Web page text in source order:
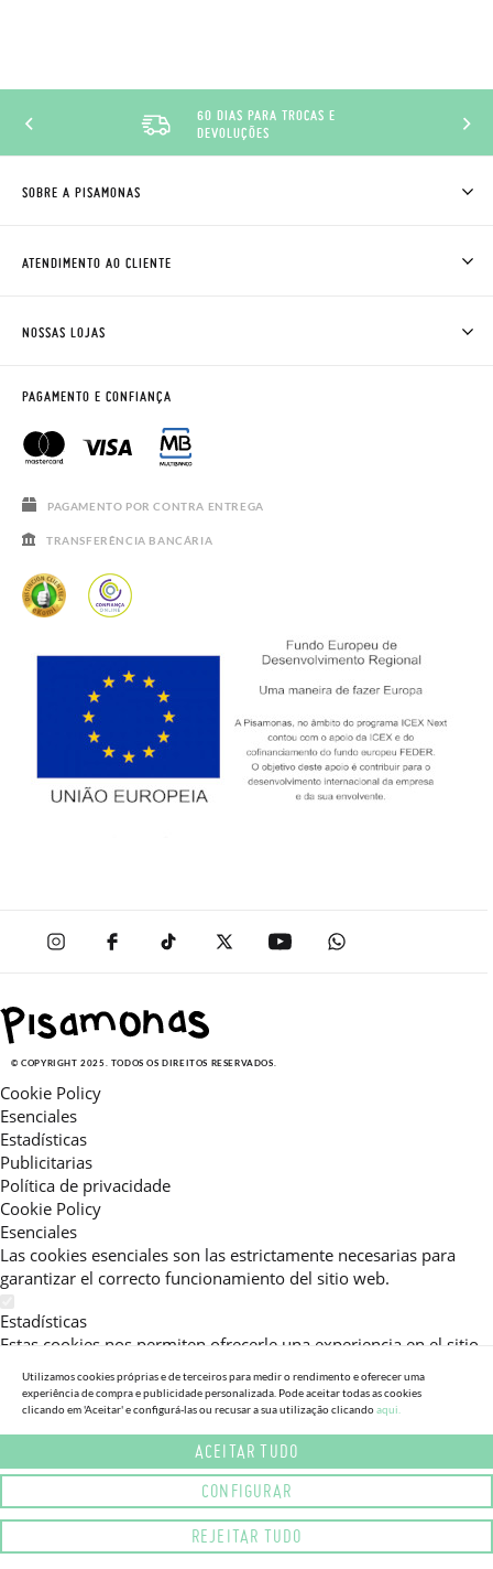
60 DIAS PARA TROCAS E
DEVOLUÇÕES
SOBRE A PISAMONAS
AVISO LEGAL, PRIVACIDADE E COOKIES
SALDOS
ATENDIMENTO AO CLIENTE
HORÁRIO
PERGUNTAS FREQUENTES
NOSSAS LOJAS
PAGAMENTO E CONFIANÇA
PAGAMENTO POR CONTRA ENTREGA
TRANSFERÊNCIA BANCÁRIA
© COPYRIGHT 2025. TODOS OS DIREITOS RESERVADOS.
Cookie Policy
Esenciales
Estadísticas
Publicitarias
Política de privacidade
Cookie Policy
Esenciales
Las cookies esenciales son las estrictamente necesarias para
garantizar el correcto funcionamiento del sitio web.
Estadísticas
Estas cookies nos permiten ofrecerle una experiencia en el sitio
adaptada a su navegación (recomendaciones de producto
personalizadas, énfasis en categorías frecuentemente
consultadas, etc).Al activar esta cookie, nos ayuda a mejorar aún
más su experiencia.
Publicitarias
Estas cookies permiten a nuestros socios publicitarios enviarle
mensajes específicos y personalizados.
Utilizamos cookies próprias e de terceiros para medir o rendimento e oferecer uma
experiência de compra e publicidade personalizada. Pode aceitar todas as cookies
clicando em 'Aceitar' e configurá-las ou recusar a sua utilização clicandoaqui.
ACEITAR TUDO
CONFIGURAR
REJEITAR TUDO